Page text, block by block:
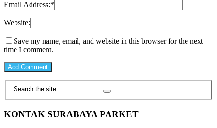
Email Address:*
Website:
Save my name, email, and website in this browser for the next
time I comment.
KONTAK SURABAYA PARKET